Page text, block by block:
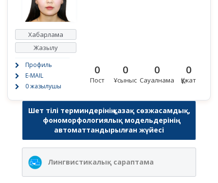
Хабарлама
Жазылу
Профиль
E-MAIL
0 жазылушы
0
Пост
0
Ұсыныс
0
Сауалнама
0
Құжат
Шет тілі терминдерінің қазақ сөзжасамдық,
фономорфологиялық модельдерінің
автоматтандырылған жүйесі
Лингвистикалық сараптама